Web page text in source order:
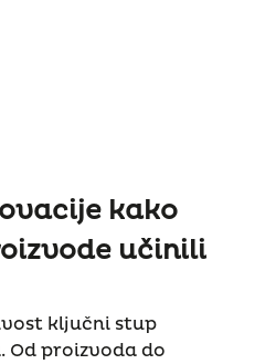
kako
učinili
ključni stup
Od proizvoda do